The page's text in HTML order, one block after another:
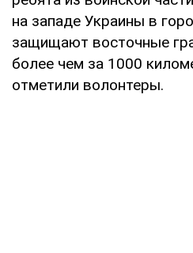
на западе Украины в
защищают восточные
более чем за 1000
отметили волонтеры.